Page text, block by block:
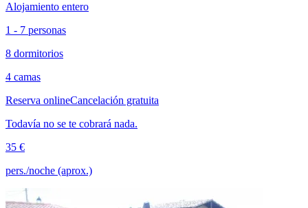
Alojamiento entero
1 - 7 personas
8 dormitorios
4 camas
Reserva onlineCancelación gratuita
Todavía no se te cobrará nada.
35 €
pers./noche (aprox.)